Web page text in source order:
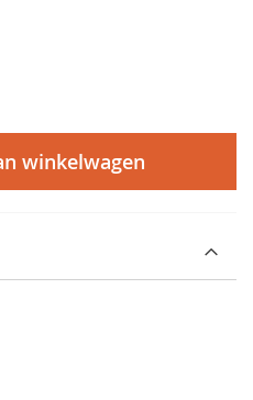
winkelwagen